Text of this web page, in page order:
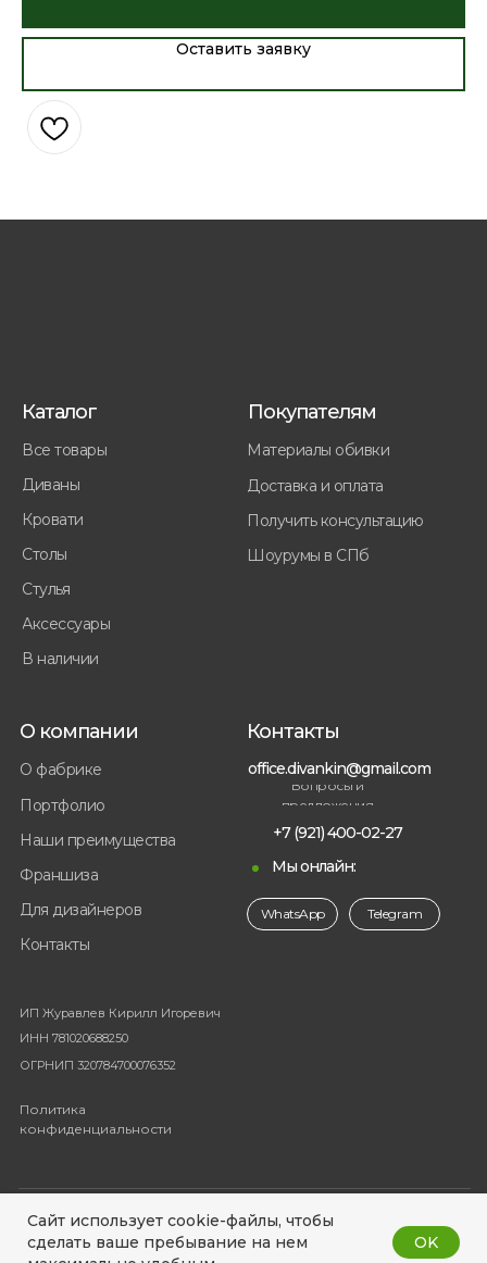
Сайт использует cookie-файлы, чтобы
сделать ваше пребывание на нем
OK
Оставить заявку
Все товары
Диваны
Кровати
Стулья
Столы
Аксессуары
В наличии
Каталог
Материалы обивки
Доставка и оплата
Получить консультацию
Шоурумы в СПб
Покупателям
О фабрике
Портфолио
Наши преимущества
Франшиза
О компании
Контакты
Контакты
office.divankin@gmail.com
Вопросы и
предложения
+7 (921) 400-02-27
Мы онлайн:
WhatsApp Telegram
ИП Журавлев Кирилл Игоревич
ИНН 781020688250
ОГРНИП 320784700076352
© 2023-2025 Фабрика мебели Divankin
Политика
конфиденциальности
Разработка сайта
Для дизайнеров